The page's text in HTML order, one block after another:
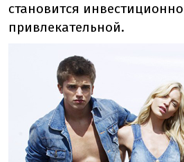
становится инвестиционно
привлекательной.